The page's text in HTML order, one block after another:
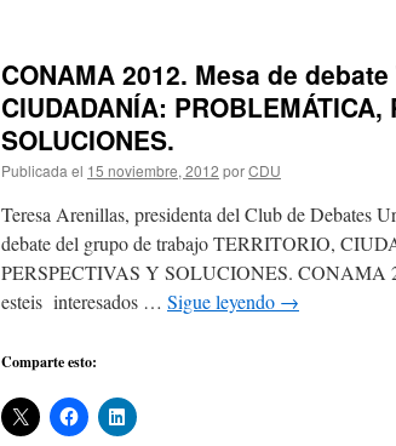
CONAMA 2012. Mesa de debate
CIUDADANÍA: PROBLEMÁTICA,
SOLUCIONES.
Publicada el 15 noviembre, 2012 porCDU
Teresa Arenillas, presidenta del Club de Debates
debate del grupo de trabajo TERRITORIO,
PERSPECTIVAS Y SOLUCIONES. CONAMA
esteis interesados … Sigue leyendo →
Comparte esto: